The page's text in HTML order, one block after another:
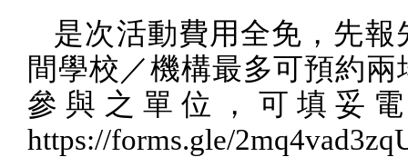
是次活動費用全免，先報
間學校／機構最多可預約兩
參與之單位，可填妥
https://forms.gle/